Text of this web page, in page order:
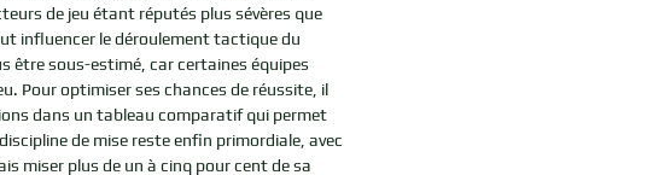
de jeu étant réputés plus sévères que
influencer le déroulement tactique du
être sous-estimé, car certaines équipes
Pour optimiser ses chances de réussite, il
dans un tableau comparatif qui permet
de mise reste enfin primordiale, avec
miser plus de un à cinq pour cent de sa